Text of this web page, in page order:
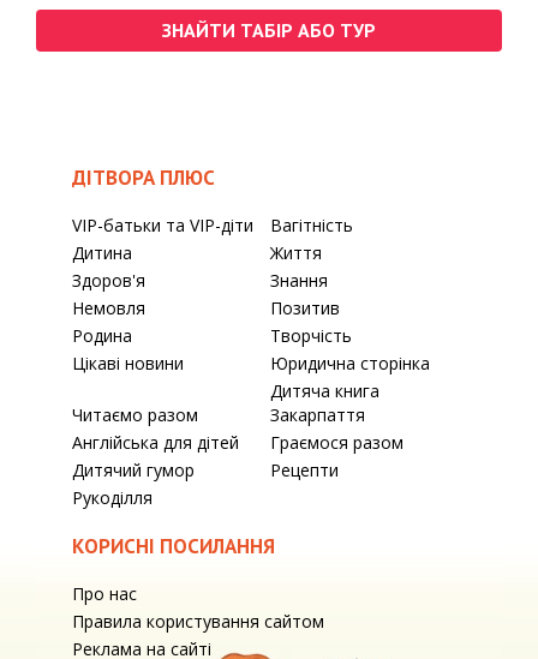
ЗНАЙТИ ТАБІР АБО ТУР
ДІТВОРА ПЛЮС
VIP-батьки та VIP-діти
Вагітність
Дитина
Життя
Здоров'я
Знання
Немовля
Позитив
Родина
Творчість
Цікаві новини
Юридична сторінка
Читаємо разом
Дитяча книга
Закарпаття
Англійська для дітей
Граємося разом
Дитячий гумор
Рецепти
Рукоділля
КОРИСНІ ПОСИЛАННЯ
Про нас
Правила користування сайтом
Реклама на сайті